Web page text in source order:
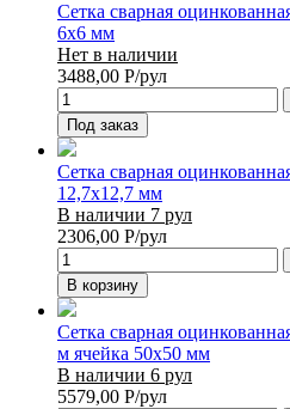
Сетка сварная
6х6 мм
Нет в наличии
3488,00 Р/рул
Под заказ
Сетка сварная
12,7х12,7 мм
В наличии 7 рул
2306,00 Р/рул
В корзину
Сетка сварная
м ячейка 50х50 мм
В наличии 6 рул
5579,00 Р/рул